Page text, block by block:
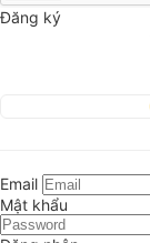
Đăng ký
Email
Mật khẩu